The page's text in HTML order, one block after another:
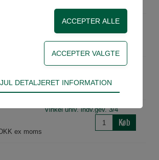
Vinkel univ. indv.gev. 3/8"
Køb
Vinkel univ. indv.gev. 1/2"
Vinkel univ. indv.gev. 3/4"
ex moms
Køb
er nødvendige for hjemmesidens
samt indkøbskurv og kan derfor
DETALJERET INFORMATION